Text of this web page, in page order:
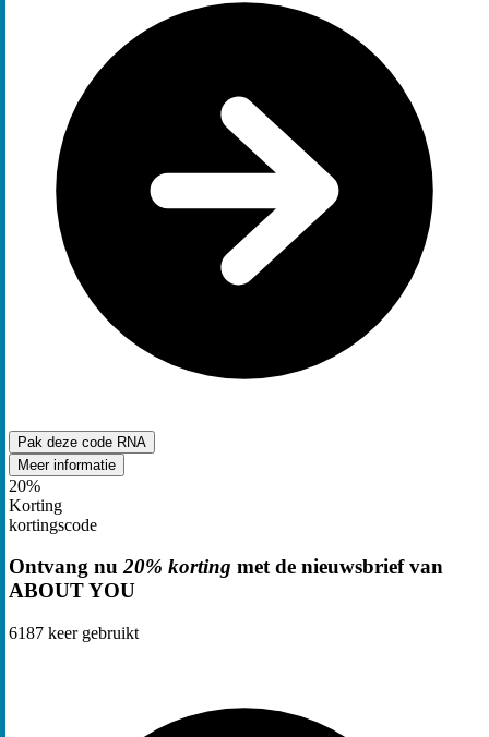
Pak deze code RNA
Meer informatie
20%
Korting
kortingscode
Ontvang nu20% korting met de nieuwsbrief van
ABOUT YOU
6187 keer gebruikt